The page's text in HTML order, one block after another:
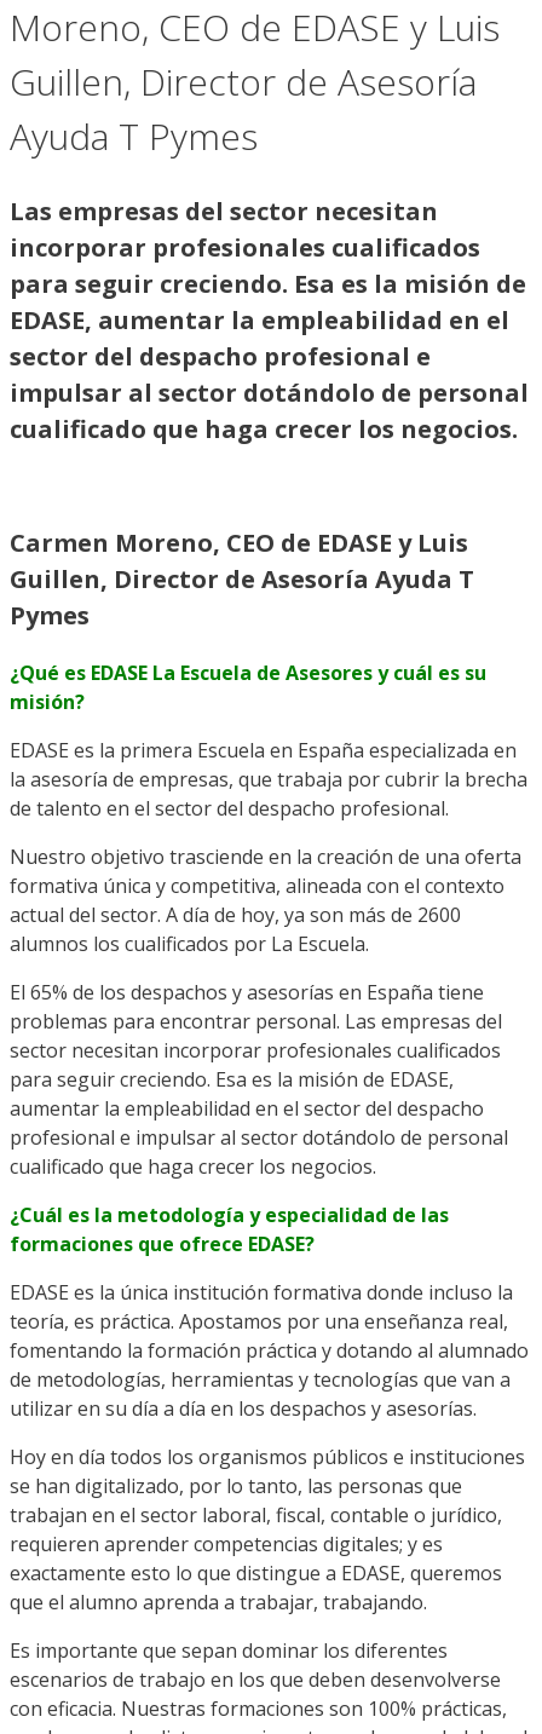
Moreno, CEO de EDASE y Luis
Guillen, Director de Asesoría
Ayuda T Pymes
Las empresas del sector necesitan
incorporar profesionales cualificados
para seguir creciendo. Esa es la misión de
EDASE, aumentar la empleabilidad en el
sector del despacho profesional e
impulsar al sector dotándolo de personal
cualificado que haga crecer los negocios.
Carmen Moreno, CEO de EDASE y Luis
Guillen, Director de Asesoría Ayuda T
Pymes
¿Qué es EDASE La Escuela de Asesores y cuál es su
misión?
EDASE es la primera Escuela en España especializada en
la asesoría de empresas, que trabaja por cubrir la brecha
de talento en el sector del despacho profesional.
Nuestro objetivo trasciende en la creación de una oferta
formativa única y competitiva, alineada con el contexto
actual del sector. A día de hoy, ya son más de 2600
alumnos los cualificados por La Escuela.
El 65% de los despachos y asesorías en España tiene
problemas para encontrar personal. Las empresas del
sector necesitan incorporar profesionales cualificados
para seguir creciendo. Esa es la misión de EDASE,
aumentar la empleabilidad en el sector del despacho
profesional e impulsar al sector dotándolo de personal
cualificado que haga crecer los negocios.
¿Cuál es la metodología y especialidad de las
formaciones que ofrece EDASE?
EDASE es la única institución formativa donde incluso la
teoría, es práctica. Apostamos por una enseñanza real,
fomentando la formación práctica y dotando al alumnado
de metodologías, herramientas y tecnologías que van a
utilizar en su día a día en los despachos y asesorías.
Hoy en día todos los organismos públicos e instituciones
se han digitalizado, por lo tanto, las personas que
trabajan en el sector laboral, fiscal, contable o jurídico,
requieren aprender competencias digitales; y es
exactamente esto lo que distingue a EDASE, queremos
que el alumno aprenda a trabajar, trabajando.
Es importante que sepan dominar los diferentes
escenarios de trabajo en los que deben desenvolverse
con eficacia. Nuestras formaciones son 100% prácticas,